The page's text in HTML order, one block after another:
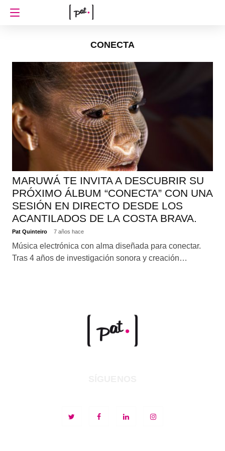
CONECTA
MARUWÁ TE INVITA A DESCUBRIR SU
PRÓXIMO ÁLBUM “CONECTA” CON UNA
SESIÓN EN DIRECTO DESDE LOS
ACANTILADOS DE LA COSTA BRAVA.
Pat Quinteiro 7 años hace
Música electrónica con alma diseñada para conectar.
Tras 4 años de investigación sonora y creación…